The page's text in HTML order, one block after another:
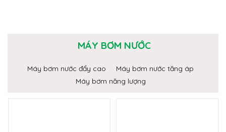
MÁY BƠM NƯỚC
Máy bơm nước đẩy cao
Máy bơm nước tăng áp
Máy bơm năng lượng